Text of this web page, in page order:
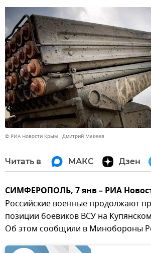
© РИА Новости Крым . Дмитрий Макеев
Читать в МАКС Дзен
СИМФЕРОПОЛЬ, 7 янв – РИА
Российские военные продолжают
позиции боевиков ВСУ на
Об этом сообщили в Минобороны